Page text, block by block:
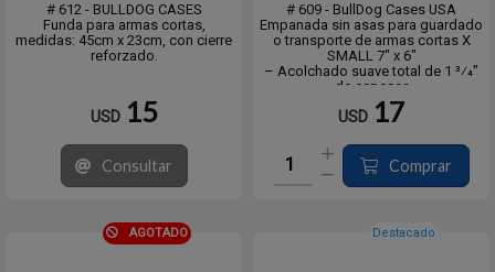
# 612 - BULLDOG CASES
Funda para armas cortas,
medidas: 45cm x 23cm, con cierre
reforzado.
USD 15
Consultar
# 609 - BullDog Cases USA
Empanada sin asas para guardado
o transporte de armas cortas X
SMALL 7″ x 6″
– Acolchado suave total de 1 3⁄4″
de espesor
– Carcasa exterior resistente al
agua de nailon de alta resistencia
USD 17
Comprar
AGOTADO Destacado